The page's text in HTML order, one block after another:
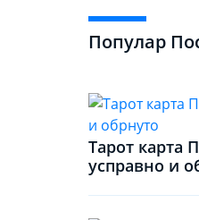
Популар
Тарот карта
усправно и